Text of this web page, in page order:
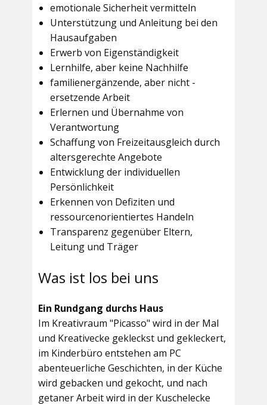
emotionale Sicherheit vermitteln
Unterstützung und Anleitung bei den
Hausaufgaben
Erwerb von Eigenständigkeit
Lernhilfe, aber keine Nachhilfe
familienergänzende, aber nicht -
ersetzende Arbeit
Erlernen und Übernahme von
Verantwortung
Schaffung von Freizeitausgleich durch
altersgerechte Angebote
Entwicklung der individuellen
Persönlichkeit
Erkennen von Defiziten und
ressourcenorientiertes Handeln
Transparenz gegenüber Eltern,
Leitung und Träger
Was ist los bei uns
Ein Rundgang durchs Haus
Im Kreativraum "Picasso" wird in der Mal
und Kreativecke gekleckst und gekleckert,
im Kinderbüro entstehen am PC
abenteuerliche Geschichten, in der Küche
wird gebacken und gekocht, und nach
getaner Arbeit wird in der Kuschelecke